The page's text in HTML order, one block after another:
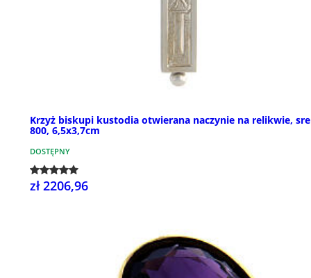
Krzyż biskupi kustodia otwierana naczynie na relikwie,
800, 6,5x3,7cm
DOSTĘPNY
zł 2206,96